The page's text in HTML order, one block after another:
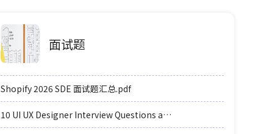
面试题
Shopify 2026 SDE 面试题汇总.pdf
10 UI UX Designer Interview Questions and Answers.pdf